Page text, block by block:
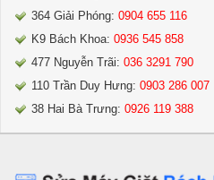
364 Giải Phóng: 0904 655 116
K9 Bách Khoa: 0936 545 858
477 Nguyễn Trãi: 036 3291 790
110 Trần Duy Hưng: 0903 286 007
38 Hai Bà Trưng: 0926 119 388